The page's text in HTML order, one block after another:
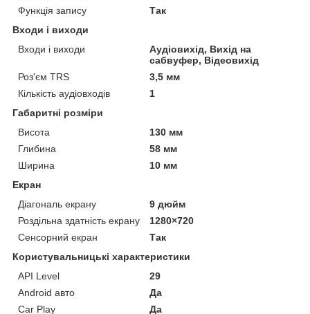
Функція запису
Так
Входи і виходи
Входи і виходи
Аудіовихід, Вихід на
сабвуфер, Відеовихід
Роз'єм TRS
3,5 мм
Кількість аудіовходів
1
Габаритні розміри
Висота
130 мм
Глибина
58 мм
Ширина
10 мм
Екран
Діагональ екрану
9 дюйм
Роздільна здатність екрану
1280×720
Сенсорний екран
Так
Користувальницькі характеристики
API Level
29
Android авто
Да
Car Play
Да